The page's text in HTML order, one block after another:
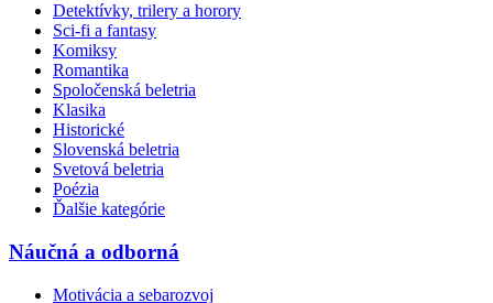
Detektívky, trilery a horory
Sci-fi a fantasy
Komiksy
Romantika
Spoločenská beletria
Klasika
Historické
Slovenská beletria
Svetová beletria
Poézia
Ďalšie kategórie
Náučná a odborná
Motivácia a sebarozvoj